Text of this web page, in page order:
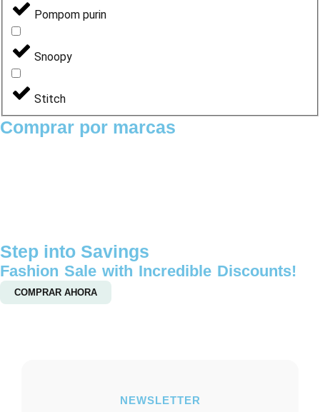
Pompom purin
Snoopy
Stitch
Comprar por marcas
Step into Savings
Fashion Sale with Incredible Discounts!
COMPRAR AHORA
NEWSLETTER